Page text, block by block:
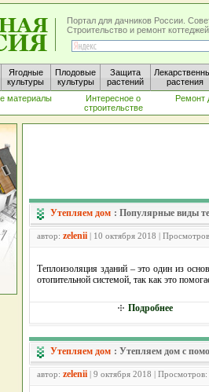
Портал для дачников России.
Строительство и ремонт
Ягодные
культуры
Плодовые
культуры
Защита
растений
растения
материалы
Интересное о
строительстве
Ремонт
Утепляем дом : Популярные виды
автор: zelenii | 10 октября 2018 |
Теплоизоляция зданий – это один из
отопительной системой, так как это
Подробнее
Утепляем дом : Утепляем дом с
автор: zelenii | 9 октября 2018 |